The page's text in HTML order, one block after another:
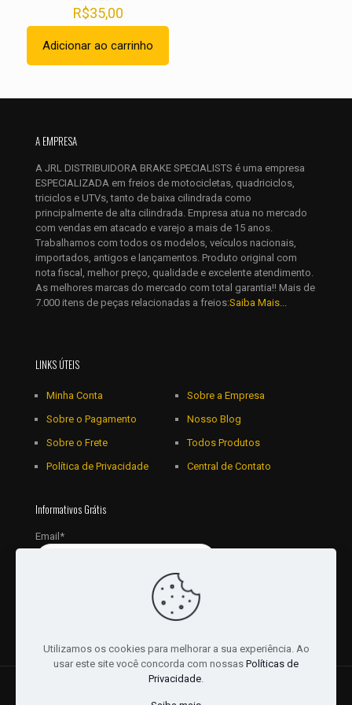
Salvar meus dados neste navegador para a próxima vez que
eu comentar.
R$35,00
Adicionar ao carrinho
A EMPRESA
A JRL DISTRIBUIDORA BRAKE SPECIALISTS é uma empresa
ESPECIALIZADA em freios de motocicletas, quadriciclos,
triciclos e UTVs, tanto de baixa cilindrada como
principalmente de alta cilindrada. Empresa atua no mercado
com vendas em atacado e varejo a mais de 15 anos.
Trabalhamos com todos os modelos, veículos nacionais,
importados, antigos e lançamentos. Produto original com
nota fiscal, melhor preço, qualidade e excelente atendimento.
As melhores marcas do mercado com total garantia!! Mais de
7.000 itens de peças relacionadas a freios:Saiba Mais...
LINKS ÚTEIS
Minha Conta
Sobre o Pagamento
Sobre o Frete
Política de Privacidade
Sobre a Empresa
Nosso Blog
Todos Produtos
Central de Contato
Informativos Grátis
Email*
Utilizamos os cookies para melhorar a sua experiência. Ao
usar este site você concorda com nossas Políticas de
Privacidade.